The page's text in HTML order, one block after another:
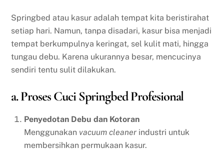
Springbed atau kasur adalah tempat kita beristirahat
setiap hari. Namun, tanpa disadari, kasur bisa menjadi
tempat berkumpulnya keringat, sel kulit mati, hingga
tungau debu. Karena ukurannya besar, mencucinya
sendiri tentu sulit dilakukan.
a. Proses Cuci Springbed Profesional
Penyedotan Debu dan Kotoran
Menggunakan vacuum cleaner industri untuk
membersihkan permukaan kasur.